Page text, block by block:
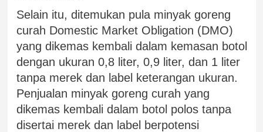
Selain itu, ditemukan pula minyak goreng
curah Domestic Market Obligation (DMO)
yang dikemas kembali dalam kemasan botol
dengan ukuran 0,8 liter, 0,9 liter, dan 1 liter
tanpa merek dan label keterangan ukuran.
Penjualan minyak goreng curah yang
dikemas kembali dalam botol polos tanpa
disertai merek dan label berpotensi